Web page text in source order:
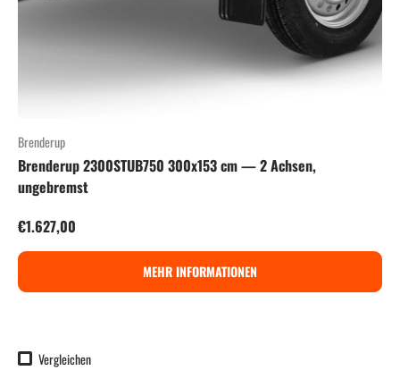
Brenderup
Brenderup 2300STUB750 300x153 cm — 2 Achsen,
ungebremst
Normaler Preis
€1.627,00
MEHR INFORMATIONEN
Vergleichen